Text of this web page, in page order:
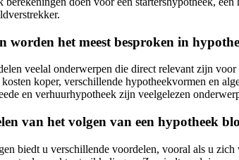
worden het meest besproken in
veelal onderwerpen die direct relevant zijn
koper, verschillende hypotheekvormen en
en verhuurhypotheek zijn veelgelezen
van het volgen van een hypotheek
biedt u verschillende voordelen, vooral als u